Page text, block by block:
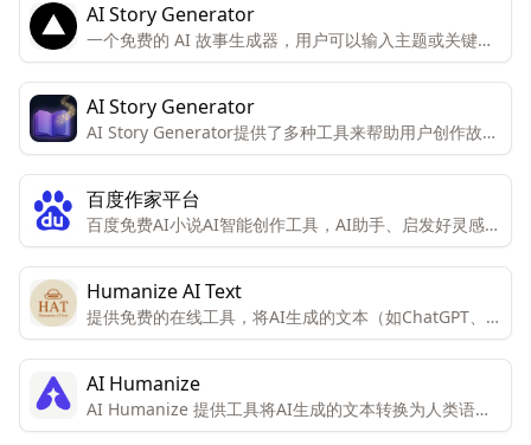
AI Story Generator
一个免费的 AI 故事生成器，用户可以输入主题或关键词
来生成故事。
AI Story Generator
AI Story Generator提供了多种工具来帮助用户创作故
事，包括生成短篇小说、提供创意、命名故事、生成提示
和标题。
百度作家平台
百度免费AI小说AI智能创作工具，AI助手、启发好灵感、
立即使用、AI续写、下文一键写、细纲、小说设定、润
色、角色起名
Humanize AI Text
提供免费的在线工具，将AI生成的文本（如ChatGPT、
Gemini、Bing等）转换为类似人类写作的形式，同时不
改变文本的含义和上下文。
AI Humanize
AI Humanize 提供工具将AI生成的文本转换为人类语
境，以确保文本100%原创且无法被AI检测器发现。